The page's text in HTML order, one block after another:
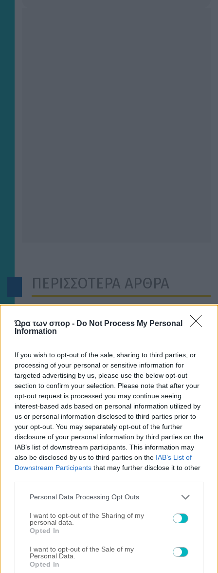
Ώρα των σπορ - Do Not Process My Personal
Information
If you wish to opt-out of the sale, sharing to third parties, or
processing of your personal or sensitive information for
targeted advertising by us, please use the below opt-out
section to confirm your selection. Please note that after your
opt-out request is processed you may continue seeing
interest-based ads based on personal information utilized by
us or personal information disclosed to third parties prior to
your opt-out. You may separately opt-out of the further
disclosure of your personal information by third parties on the
IAB’s list of downstream participants. This information may
also be disclosed by us to third parties on the IAB’s List of
Downstream Participants that may further disclose it to other
Please note that this website/app uses one or more Google
not limited to your visit or usage behaviour. You may click to
grant or deny consent to Google and its third-party tags to
use your data for below specified purposes in below Google
consent section.
Personal Data Processing Opt Outs
I want to opt-out of the Sharing of my
personal data.
Opted In
I want to opt-out of the Sale of my
Personal Data.
Opted In
ΠΕΡΙΣΣΟΤΕΡΑ ΑΡΘΡΑ
ΔΙΕΘΝΗ
Τα έκανε «μαντάρα» ο Παναθηναϊκός, γλίτωσε με
ισοπαλία από την ΤΣΣΚΑ 1948!